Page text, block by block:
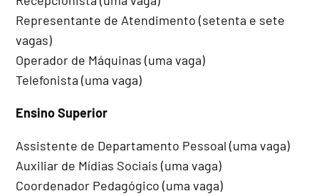
Representante de Atendimento (setenta e sete
vagas)
Operador de Máquinas (uma vaga)
Telefonista (uma vaga)
Ensino Superior
Assistente de Departamento Pessoal (uma vaga)
Auxiliar de Mídias Sociais (uma vaga)
Coordenador Pedagógico (uma vaga)